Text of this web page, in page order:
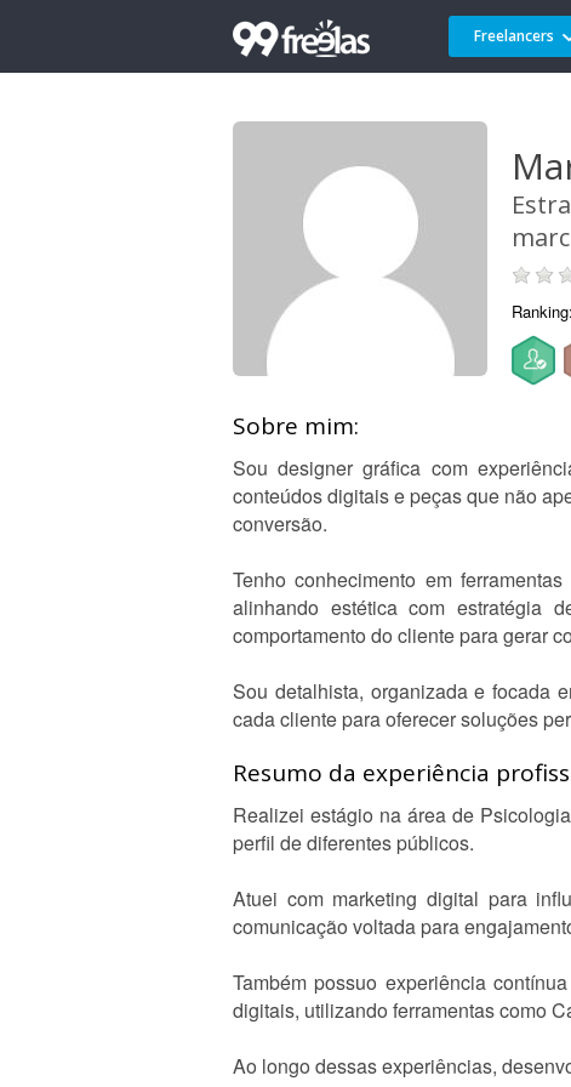
Freelancers
Ranking:
Sobre mim:
Sou designer gráfica com
conteúdos digitais e peças que não
conversão.
Tenho conhecimento em
alinhando estética com estratégia
comportamento do cliente para gerar
Sou detalhista, organizada e focada
cada cliente para oferecer soluções
Resumo da experiência
Realizei estágio na área de
perfil de diferentes públicos.
Atuei com marketing digital para
comunicação voltada para
Também possuo experiência
digitais, utilizando ferramentas como
Ao longo dessas experiências,